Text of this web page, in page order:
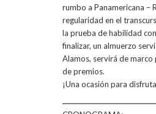
rumbo a Panamericana –
regularidad en el
la prueba de habilidad
finalizar, un almuerzo
Alamos, servirá de marco
de premios.
¡Una ocasión para